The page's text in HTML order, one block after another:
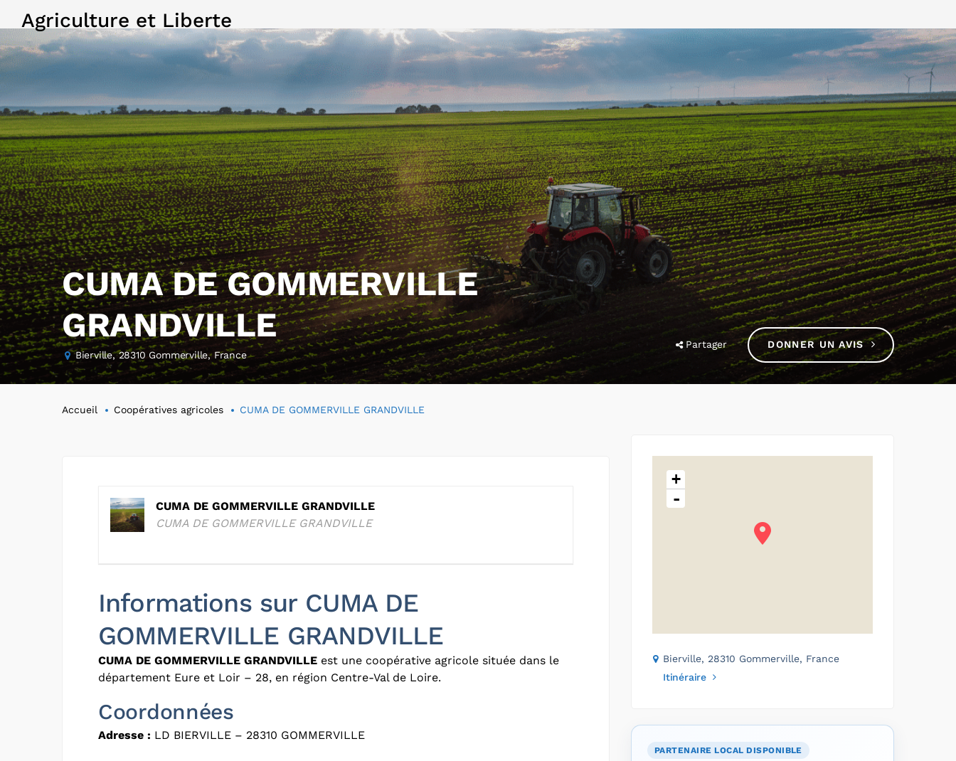
Agriculture et Liberte
CUMA DE GOMMERVILLE
GRANDVILLE
Bierville, 28310 Gommerville, France
Partager DONNER UN AVIS
Accueil Coopératives agricoles CUMA DE GOMMERVILLE GRANDVILLE
CUMA DE GOMMERVILLE GRANDVILLE
CUMA DE GOMMERVILLE GRANDVILLE
Informations sur CUMA DE
GOMMERVILLE GRANDVILLE
CUMA DE GOMMERVILLE GRANDVILLE est une coopérative agricole située dans le
département Eure et Loir – 28, en région Centre-Val de Loire.
Coordonnées
Adresse : LD BIERVILLE – 28310 GOMMERVILLE
+
-
Bierville, 28310 Gommerville, France
Itinéraire
PARTENAIRE LOCAL DISPONIBLE